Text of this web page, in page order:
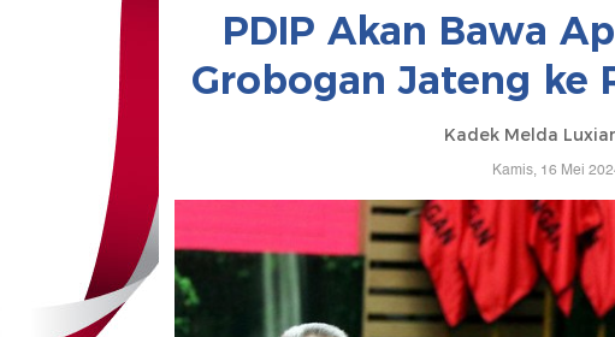
PDIP Akan Bawa
Grobogan Jateng ke
Kadek Melda
Kamis, 16 Mei